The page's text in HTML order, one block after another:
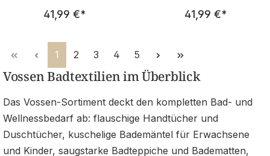
Regulärer Preis:
41,99 €* Regulärer
41,99 €*
Seite
1 Seite
2 Seite
3 Seite
4 Seite
5
Vossen Badtextilien im Überblick
Das Vossen-Sortiment deckt den kompletten Bad- und
Wellnessbedarf ab: flauschige Handtücher und
Duschtücher, kuschelige Bademäntel für Erwachsene
und Kinder, saugstarke Badteppiche und Badematten,